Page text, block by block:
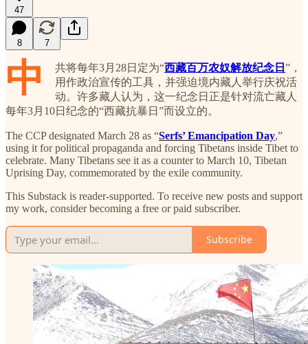
47
8 7
中 共将每年3月28日定为“西藏百万农奴解放纪念日 ”，
用作政治宣传的工具，并强迫境内藏人举行庆祝活
动。许多藏人认为，这一纪念日正是针对流亡藏人
每年3月10日纪念的“西藏抗暴日”而设立的。
The CCP designated March 28 as “Serfs’ Emancipation Day,”
using it for political propaganda and forcing Tibetans inside Tibet to
celebrate. Many Tibetans see it as a counter to March 10, Tibetan
Uprising Day, commemorated by the exile community.
This Substack is reader-supported. To receive new posts and support
my work, consider becoming a free or paid subscriber.
Subscribe